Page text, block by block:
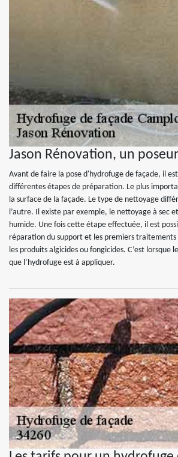
Jason Rénovation, un
Avant de faire la pose d'hydrofuge de façade, il
différentes étapes de préparation. Le plus
la surface de la façade. Le type de nettoyage
l’autre. Il existe par exemple, le nettoyage à sec
humide. Une fois cette étape effectuée, il est
réparation du support et les premiers
les produits algicides ou fongicides. C’est lorsque
que l’hydrofuge est à appliquer.